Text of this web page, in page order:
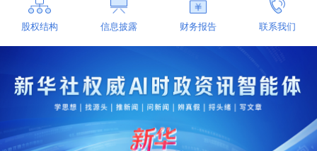
股权结构 信息披露 财务报告 联系我们